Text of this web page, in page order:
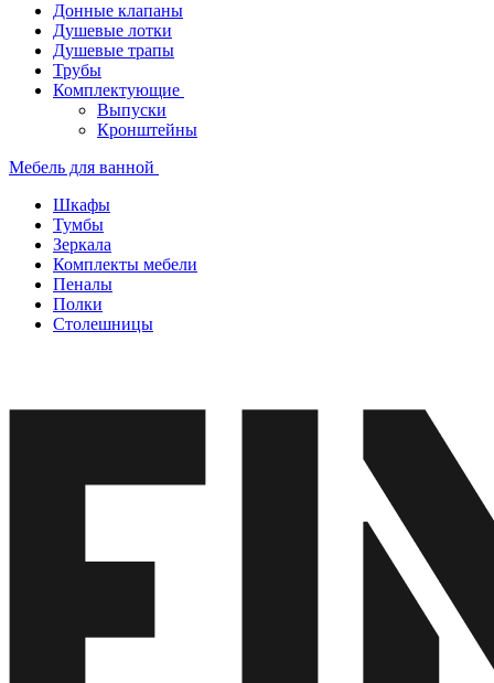
Донные клапаны
Душевые лотки
Душевые трапы
Трубы
Комплектующие
Выпуски
Кронштейны
Мебель для ванной
Шкафы
Тумбы
Зеркала
Комплекты мебели
Пеналы
Полки
Столешницы